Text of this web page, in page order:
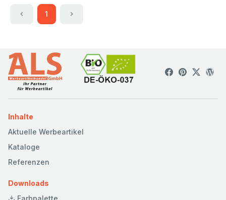
1
Inhalte
Aktuelle Werbeartikel
Kataloge
Referenzen
Downloads
Farbpalette